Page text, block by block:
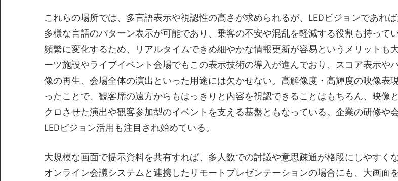
これらの場所では、多言語表示や視認性の高さが求められるが、LEDビジョンであれ
多様な言語のパターン表示が可能であり、乗客の不安や混乱を軽減する役割も持って
頻繁に変化するため、リアルタイムできめ細やかな情報更新が容易というメリットも
ーツ施設やライブイベント会場でもこの表示技術の導入が進んでおり、スコア表示や
像の再生、会場全体の演出といった用途には欠かせない。高解像度・高輝度の映像表
ったことで、観客席の遠方からもはっきりと内容を視認できることはもちろん、映像
クロさせた演出や観客参加型のイベントを支える基盤ともなっている。企業の研修や
LEDビジョン活用も注目され始めている。
大規模な画面で提示資料を共有すれば、多人数での討議や意思疎通が格段にしやすくな
オンライン会議システムと連携したリモートプレゼンテーションの場合にも、大画面